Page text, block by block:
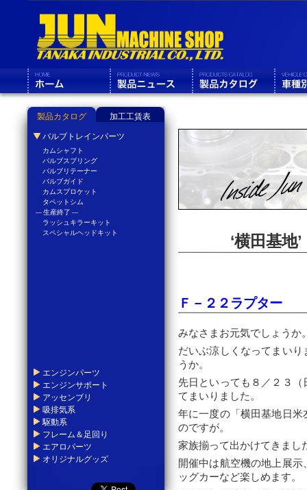
‘横田基地
Ｆ－２２ラプター
みなさまお元気でしょうか
だいぶ涼しくなってまい
うか。
先日といっても８／２３
てまいりました。
年に一度の「横田基地日
のですが。
家族揃って出かけてきまし
開催中は航空機の地上展
ッグカーなど楽しめます。
製品カタログ 加工工賃表
バルブトレインパーツ
カムシャフト
バルブスプリング
バルブリテーナー
バルブガイド
カムスプロケット
タペットシム
--- 生産終了 ---
ラッシュキラーキット
スペシャルヘッドキット
エンジンパーツ
エンジンサポート
アッセンブリ
吸排気系
駆動系
フレーム＆足回り
エアロパーツ
オリジナルグッズ